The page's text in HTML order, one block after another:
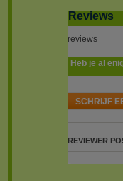
Reviews
reviews
Heb je al
SCHRIJF
REVIEWER